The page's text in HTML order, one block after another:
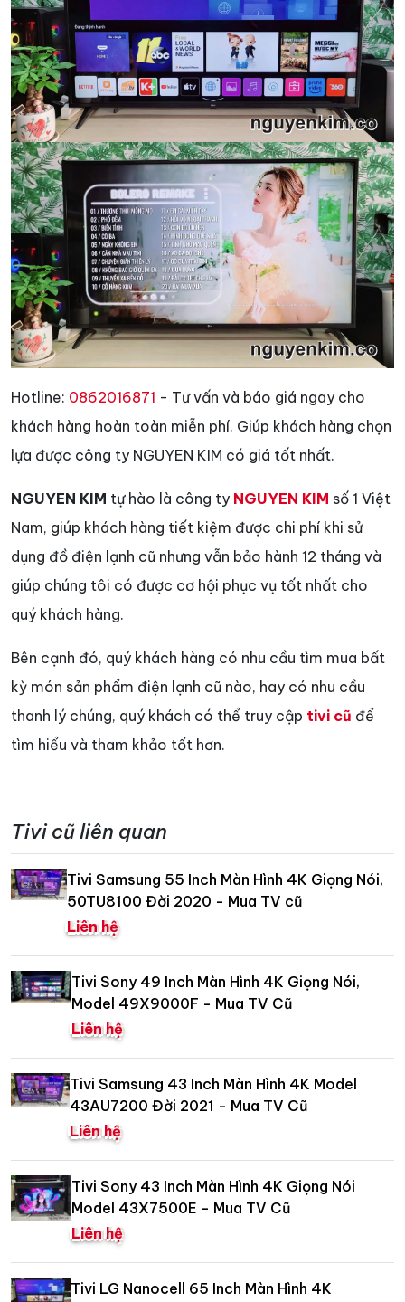
Hotline: 0862016871 - Tư vấn và báo giá ngay cho
khách hàng hoàn toàn miễn phí. Giúp khách hàng chọn
lựa được công ty NGUYEN KIM có giá tốt nhất.
NGUYEN KIM tự hào là công ty NGUYEN KIM số 1 Việt
Nam, giúp khách hàng tiết kiệm được chi phí khi sử
dụng đồ điện lạnh cũ nhưng vẫn bảo hành 12 tháng và
giúp chúng tôi có được cơ hội phục vụ tốt nhất cho
quý khách hàng.
Bên cạnh đó, quý khách hàng có nhu cầu tìm mua bất
kỳ món sản phẩm điện lạnh cũ nào, hay có nhu cầu
thanh lý chúng, quý khách có thể truy cập tivi cũ để
tìm hiểu và tham khảo tốt hơn.
Tivi cũ liên quan
Tivi Samsung 55 Inch Màn Hình 4K Giọng Nói,
50TU8100 Đời 2020 - Mua TV cũ
Liên hệ
Tivi Sony 49 Inch Màn Hình 4K Giọng Nói,
Model 49X9000F - Mua TV Cũ
Liên hệ
Tivi Samsung 43 Inch Màn Hình 4K Model
43AU7200 Đời 2021 - Mua TV Cũ
Liên hệ
Tivi Sony 43 Inch Màn Hình 4K Giọng Nói
Model 43X7500E - Mua TV Cũ
Liên hệ
Tivi LG Nanocell 65 Inch Màn Hình 4K